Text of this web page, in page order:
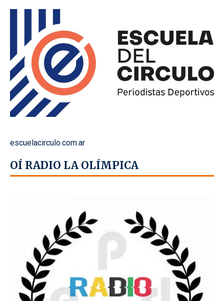
escuelacirculo.com.ar
OÍ RADIO LA OLÍMPICA